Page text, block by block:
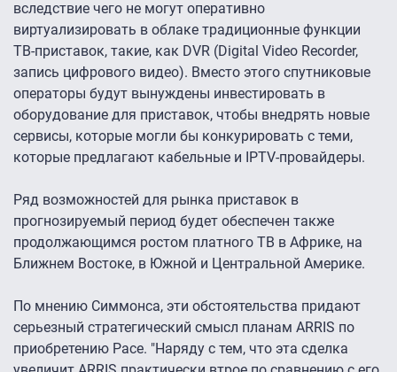
вследствие чего не могут оперативно
виртуализировать в облаке традиционные функции
ТВ-приставок, такие, как DVR (Digital Video Recorder,
запись цифрового видео). Вместо этого спутниковые
операторы будут вынуждены инвестировать в
оборудование для приставок, чтобы внедрять новые
сервисы, которые могли бы конкурировать с теми,
которые предлагают кабельные и IPTV-провайдеры.
Ряд возможностей для рынка приставок в
прогнозируемый период будет обеспечен также
продолжающимся ростом платного ТВ в Африке, на
Ближнем Востоке, в Южной и Центральной Америке.
По мнению Симмонса, эти обстоятельства придают
серьезный стратегический смысл планам ARRIS по
приобретению Pace. "Наряду с тем, что эта сделка